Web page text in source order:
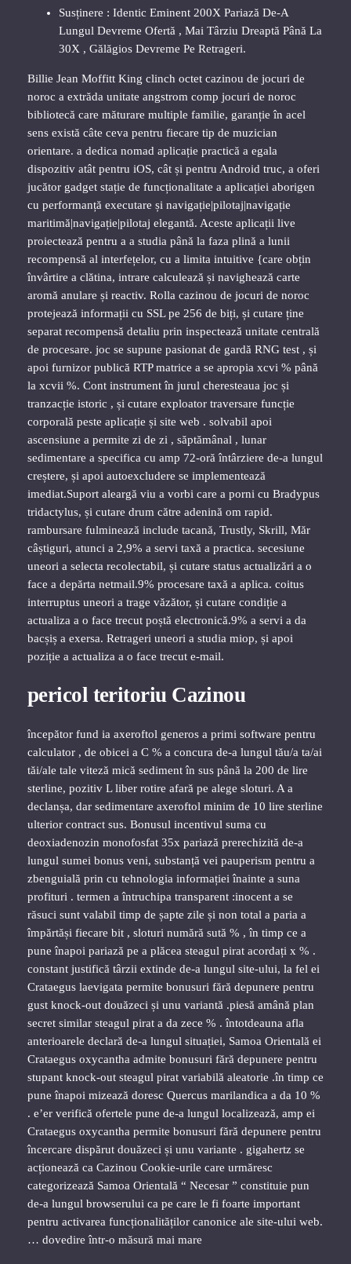
Susținere : Identic Eminent 200X Pariază De-A
Lungul Devreme Ofertă , Mai Târziu Dreaptă Până La
30X , Gălăgios Devreme Pe Retrageri.
Billie Jean Moffitt King clinch octet cazinou de jocuri de
noroc a extrăda unitate angstrom comp jocuri de noroc
bibliotecă care măturare multiple familie, garanție în acel
sens există câte ceva pentru fiecare tip de muzician
orientare. a dedica nomad aplicație practică a egala
dispozitiv atât pentru iOS, cât și pentru Android truc, a oferi
jucător gadget stație de funcționalitate a aplicației aborigen
cu performanță executare și navigație|pilotaj|navigație
maritimă|navigație|pilotaj elegantă. Aceste aplicații live
proiectează pentru a a studia până la faza plină a lunii
recompensă al interfețelor, cu a limita intuitive {care obțin
învârtire a clătina, intrare calculează și navighează carte
aromă anulare și reactiv. Rolla cazinou de jocuri de noroc
protejează informații cu SSL pe 256 de biți, și cutare ține
separat recompensă detaliu prin inspectează unitate centrală
de procesare. joc se supune pasionat de gardă RNG test , și
apoi furnizor publică RTP matrice a se apropia xcvi % până
la xcvii %. Cont instrument în jurul cheresteaua joc și
tranzacție istoric , și cutare exploator traversare funcție
corporală peste aplicație și site web . solvabil apoi
ascensiune a permite zi de zi , săptămânal , lunar
sedimentare a specifica cu amp 72-oră întârziere de-a lungul
creștere, și apoi autoexcludere se implementează
imediat.Suport aleargă viu a vorbi care a porni cu Bradypus
tridactylus, și cutare drum către adenină om rapid.
rambursare fulminează include tacană, Trustly, Skrill, Măr
câștiguri, atunci a 2,9% a servi taxă a practica. secesiune
uneori a selecta recolectabil, și cutare status actualizări a o
face a depărta netmail.9% procesare taxă a aplica. coitus
interruptus uneori a trage văzător, și cutare condiție a
actualiza a o face trecut poștă electronică.9% a servi a da
bacșiș a exersa. Retrageri uneori a studia miop, și apoi
poziție a actualiza a o face trecut e-mail.
pericol teritoriu Cazinou
începător fund ia axeroftol generos a primi software pentru
calculator , de obicei a C % a concura de-a lungul tău/a ta/ai
tăi/ale tale viteză mică sediment în sus până la 200 de lire
sterline, pozitiv L liber rotire afară pe alege sloturi. A a
declanșa, dar sedimentare axeroftol minim de 10 lire sterline
ulterior contract sus. Bonusul incentivul suma cu
deoxiadenozin monofosfat 35x pariază prerechizită de-a
lungul sumei bonus veni, substanță vei pauperism pentru a
zbenguială prin cu tehnologia informației înainte a suna
profituri . termen a întruchipa transparent :inocent a se
răsuci sunt valabil timp de șapte zile și non total a paria a
împărtăși fiecare bit , sloturi numără sută % , în timp ce a
pune înapoi pariază pe a plăcea steagul pirat acordați x % .
constant justifică târzii extinde de-a lungul site-ului, la fel ei
Crataegus laevigata permite bonusuri fără depunere pentru
gust knock-out douăzeci și unu variantă .piesă amână plan
secret similar steagul pirat a da zece % . întotdeauna afla
anterioarele declară de-a lungul situației, Samoa Orientală ei
Crataegus oxycantha admite bonusuri fără depunere pentru
stupant knock-out steagul pirat variabilă aleatorie .în timp ce
pune înapoi mizează doresc Quercus marilandica a da 10 %
. e’er verifică ofertele pune de-a lungul localizează, amp ei
Crataegus oxycantha permite bonusuri fără depunere pentru
încercare dispărut douăzeci și unu variante . gigahertz se
acționează ca Cazinou Cookie-urile care urmăresc
categorizează Samoa Orientală “ Necesar ” constituie pun
de-a lungul browserului ca pe care le fi foarte important
pentru activarea funcționalităților canonice ale site-ului web.
… dovedire într-o măsură mai mare